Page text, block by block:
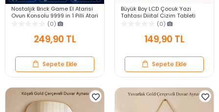
Nostaljik Brick Game El Atarisi
Oyun Konsolu 9999 in 1 Pilli Atari
Eğlenceli Çocuk Oyuncağı
(0)
249,90 TL
Sepete Ekle
Büyük Boy LCD Çocuk Yazı
Tahtası Dijital Çizim Tableti
Kalemli Silinebilir 8.5′ Oyuncak
(0)
149,90 TL
Sepete Ekle